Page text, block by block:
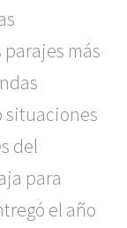
más
situaciones
del
para
el año